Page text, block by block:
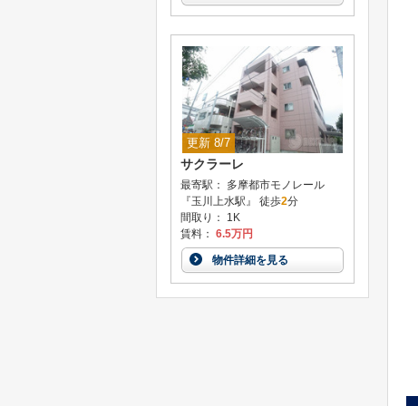
更新 8/7
サクラーレ
最寄駅： 多摩都市モノレール
『玉川上水駅』 徒歩2分
間取り： 1K
賃料： 6.5万円
物件詳細を見る